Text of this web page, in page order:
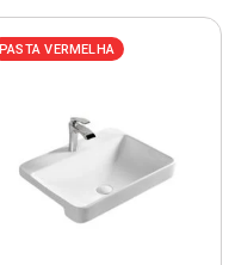
PASTA VERMELHA